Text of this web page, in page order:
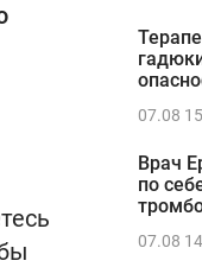
07.08
Врач
по
07.08